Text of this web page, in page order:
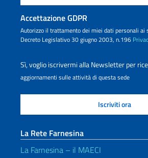
Accettazione GDPR
Autorizzo il trattamento dei miei dati personali ai
Decreto Legislativo 30 giugno 2003, n.196
Sì, voglio iscrivermi alla Newsletter per
aggiornamenti sulle attività di questa sede
La Rete Farnesina
La Farnesina – il MAECI